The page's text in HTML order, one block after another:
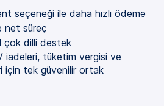
seçeneği ile daha hızlı ödeme
net süreç
çok dilli destek
iadeleri, tüketim vergisi ve
için tek güvenilir ortak